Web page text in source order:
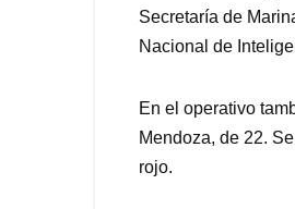
Secretaría de
Nacional de
En el operativo
Mendoza, de 22.
rojo.